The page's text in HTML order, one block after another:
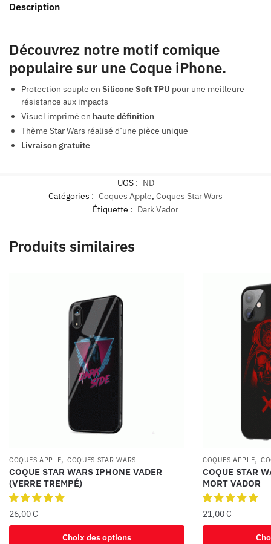
Description
Découvrez notre motif comique
populaire sur une Coque iPhone.
Protection souple en Silicone Soft TPU pour une meilleure
résistance aux impacts
Visuel imprimé en haute définition
Thème Star Wars réalisé d’une pièce unique
Livraison gratuite
UGS : ND
Catégories : Coques Apple, Coques Star Wars
Étiquette : Dark Vador
Produits similaires
COQUES APPLE, COQUES STAR WARS
COQUE STAR WARS IPHONE VADER
(VERRE TREMPÉ)
26,00€
Choix des options
COQUES APPLE,
COQUE STAR
MORT VADOR
21,00€